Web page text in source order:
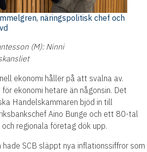
näringspolitisk chef och
(M): Ninni
ekonomi håller på att svalna av.
ekonomi hetare än någonsin. Det
Handelskammaren bjöd in till
Aino Bunge och ett 80-tal
regionala företag dök upp.
hade SCB släppt nya inflationssiffror som